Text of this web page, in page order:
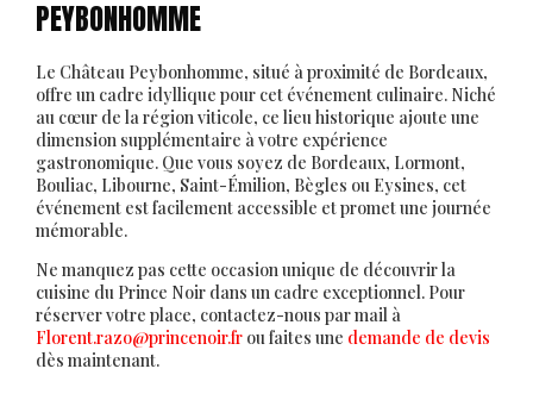
PEYBONHOMME
Le Château Peybonhomme, situé à proximité de Bordeaux,
offre un cadre idyllique pour cet événement culinaire. Niché
au cœur de la région viticole, ce lieu historique ajoute une
dimension supplémentaire à votre expérience
gastronomique. Que vous soyez de Bordeaux, Lormont,
Bouliac, Libourne, Saint-Émilion, Bègles ou Eysines, cet
événement est facilement accessible et promet une journée
mémorable.
Ne manquez pas cette occasion unique de découvrir la
cuisine du Prince Noir dans un cadre exceptionnel. Pour
réserver votre place, contactez-nous par mail à
Florent.razo@princenoir.fr ou faites une demande de devis
dès maintenant.